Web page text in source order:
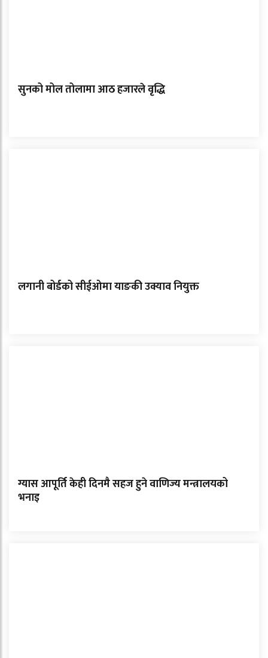
सुनको मोल तोलामा आठ हजारले वृद्धि
लगानी बोर्डको सीईओमा याङकी उक्याव नियुक्त
ग्यास आपूर्ति केही दिनमै सहज हुने वाणिज्य मन्त्रालयको
भनाइ